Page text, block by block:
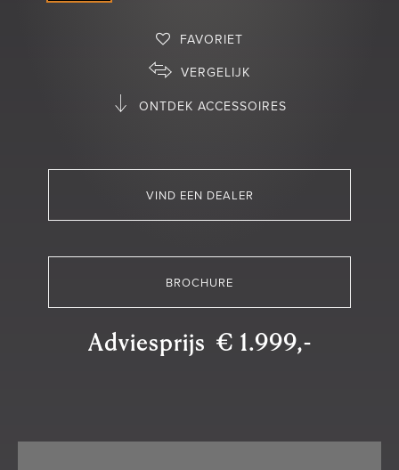
FAVORIET
VERGELIJK
ONTDEK ACCESSOIRES
VIND EEN DEALER
BROCHURE
Adviesprijs € 1.999,-